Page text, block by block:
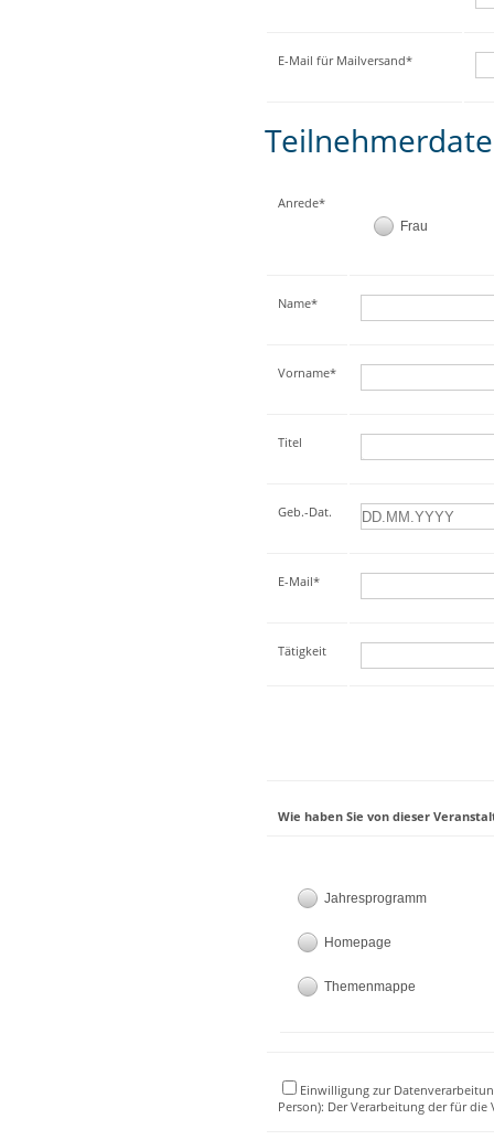
E-Mail für Mailversand*
Anrede*
Frau
Name*
Vorname*
Titel
Geb.-Dat.
E-Mail*
Tätigkeit
Wie haben Sie von dieser
Jahresprogramm
Homepage
Themenmappe
Einwilligung zur
Person): Der Verarbeitung der für